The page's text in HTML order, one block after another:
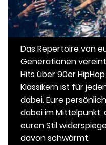
Das Repertoire von
Generationen
Hits über 90er
Klassikern ist für
dabei. Eure
dabei im
euren Stil
davon schwärmt.